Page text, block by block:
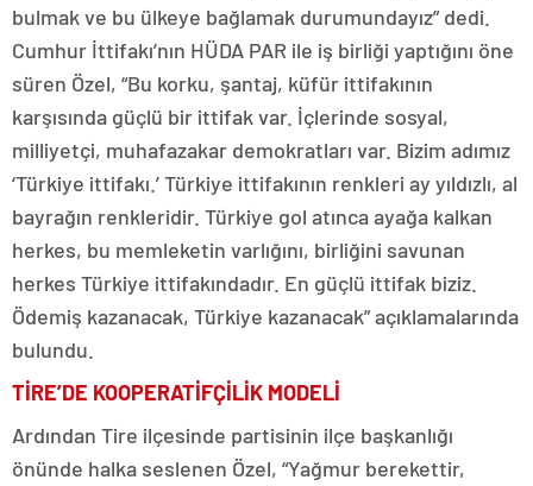
bulmak ve bu ülkeye bağlamak durumundayız” dedi.
Cumhur İttifakı’nın HÜDA PAR ile iş birliği yaptığını öne
süren Özel, “Bu korku, şantaj, küfür ittifakının
karşısında güçlü bir ittifak var. İçlerinde sosyal,
milliyetçi, muhafazakar demokratları var. Bizim adımız
‘Türkiye ittifakı.’ Türkiye ittifakının renkleri ay yıldızlı, al
bayrağın renkleridir. Türkiye gol atınca ayağa kalkan
herkes, bu memleketin varlığını, birliğini savunan
herkes Türkiye ittifakındadır. En güçlü ittifak biziz.
Ödemiş kazanacak, Türkiye kazanacak” açıklamalarında
bulundu.
TİRE’DE KOOPERATİFÇİLİK MODELİ
Ardından Tire ilçesinde partisinin ilçe başkanlığı
önünde halka seslenen Özel, “Yağmur berekettir,